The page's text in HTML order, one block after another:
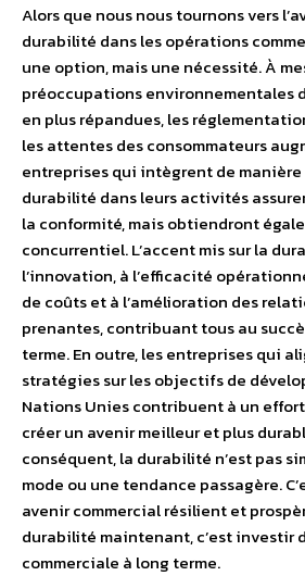
Alors que nous nous tournons vers
durabilité dans les opérations
une option, mais une nécessité. À
préoccupations environnementales
en plus répandues, les
les attentes des consommateurs
entreprises qui intègrent de
durabilité dans leurs activités
la conformité, mais obtiendront
concurrentiel. L’accent mis sur la
l’innovation, à l’efficacité
de coûts et à l’amélioration des
prenantes, contribuant tous au
terme. En outre, les entreprises qui
stratégies sur les objectifs de
Nations Unies contribuent à un
créer un avenir meilleur et plus
conséquent, la durabilité n’est pas
mode ou une tendance passagère.
avenir commercial résilient et
durabilité maintenant, c’est investir
commerciale à long terme.